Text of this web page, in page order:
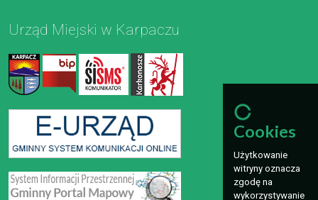
Urząd Miejski w Karpaczu
Cookies
Użytkowanie
witryny oznacza
zgodę na
wykorzystywanie